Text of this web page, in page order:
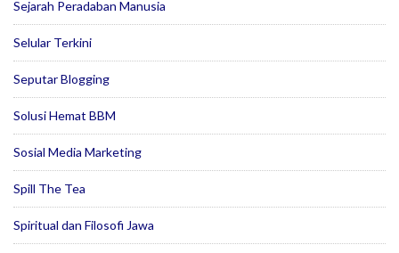
Sejarah Peradaban Manusia
Selular Terkini
Seputar Blogging
Solusi Hemat BBM
Sosial Media Marketing
Spill The Tea
Spiritual dan Filosofi Jawa